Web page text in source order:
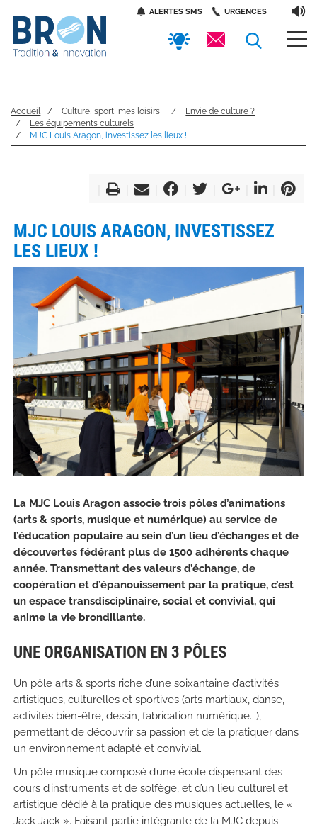
Panneau de gestion des cookies
contenu
principal
AccèsALERTES SMS URGENCES
Accueil Culture, sport, mes loisirs !
Envie de culture ?
Les équipements culturels
MJC Louis Aragon, investissez les lieux !
MJC LOUIS ARAGON, INVESTISSEZ
LES LIEUX !
La MJC Louis Aragon associe trois pôles d’animations
(arts & sports, musique et numérique) au service de
l’éducation populaire au sein d’un lieu d’échanges et de
découvertes fédérant plus de 1500 adhérents chaque
année. Transmettant des valeurs d’échange, de
coopération et d’épanouissement par la pratique, c’est
un espace transdisciplinaire, social et convivial, qui
anime la vie brondillante.
UNE ORGANISATION EN 3 PÔLES
Un pôle arts & sports riche d’une soixantaine d’activités
artistiques, culturelles et sportives (arts martiaux, danse,
activités bien-être, dessin, fabrication numérique...),
permettant de découvrir sa passion et de la pratiquer dans
un environnement adapté et convivial.
Un pôle musique composé d’une école dispensant des
cours d’instruments et de solfège, et d’un lieu culturel et
artistique dédié à la pratique des musiques actuelles, le «
Jack Jack ». Faisant partie intégrante de la MJC depuis